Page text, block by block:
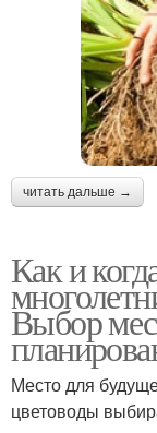
читать дальше →
Как и
Выбор
Место для
цветоводы